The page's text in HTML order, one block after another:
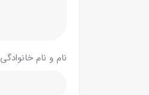
نام و نام خانوادگی